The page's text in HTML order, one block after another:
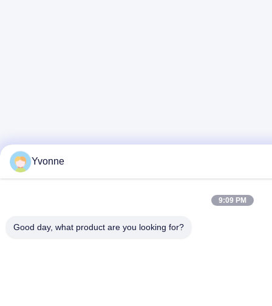
Yvonne
9:09 PM
Good day, what product are you looking for?